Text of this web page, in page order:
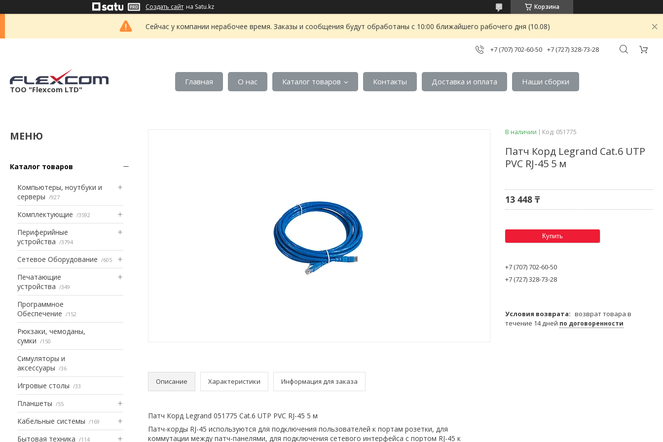
Создать сайт на Satu.kz Корзина
Сейчас у компании нерабочее время. Заказы и сообщения будут обработаны с 10:00 ближайшего рабочего дня (10.08)
+7 (707) 702-60-50 +7 (727) 328-73-28
ТОО "Flexcom LTD"
Главная О нас Каталог товаров Контакты Доставка и оплата Наши сборки
Каталог товаров
Компьютеры, ноутбуки и
серверы
927
Комплектующие 3592
Периферийные
устройства
3794
Сетевое Оборудование 605
Печатающие
устройства
349
Программное
Обеспечение
152
Рюкзаки, чемоданы,
сумки
150
Симуляторы и
аксессуары
36
Игровые столы 33
Планшеты 55
Кабельные системы 169
Бытовая техника 114
Описание Характеристики Информация для заказа
Патч Корд Legrand 051775 Cat.6 UTP PVC RJ-45 5 м
Патч-корды RJ-45 используются для подключения пользователей к портам розетки, для
коммутации между патч-панелями, для подключения сетевого интерфейса c портом RJ-45 к
В наличии Код: 051775
Патч Корд Legrand Cat.6 UTP
PVC RJ-45 5 м
13 448 ₸
Купить
+7 (707) 702-60-50
+7 (727) 328-73-28
возврат товара в
течение 14 дней по договоренности